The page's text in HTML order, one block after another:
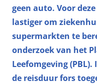
geen auto. Voor
lastiger om
supermarkten te
onderzoek van het
Leefomgeving
de reisduur fors